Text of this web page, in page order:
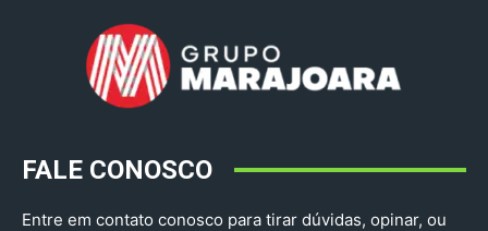
FALE CONOSCO
Entre em contato conosco para tirar dúvidas, opinar, ou